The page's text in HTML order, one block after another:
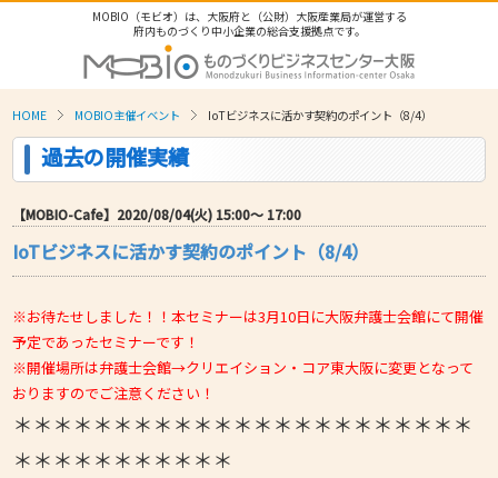
MOBIO（モビオ）は、大阪府と（公財）大阪産業局が運営する
府内ものづくり中小企業の総合支援拠点です。
HOME MOBIO主催イベント IoTビジネスに活かす契約のポイント（8/4）
過去の開催実績
【MOBIO-Cafe】2020/08/04(火) 15:00〜 17:00
IoTビジネスに活かす契約のポイント（8/4）
※お待たせしました！！本セミナーは3月10日に大阪弁護士会館にて開催
予定であったセミナーです！
※開催場所は弁護士会館→クリエイション・コア東大阪に変更となって
おりますのでご注意ください！
＊＊＊＊＊＊＊＊＊＊＊＊＊＊＊＊＊＊＊＊＊＊＊
＊＊＊＊＊＊＊＊＊＊＊